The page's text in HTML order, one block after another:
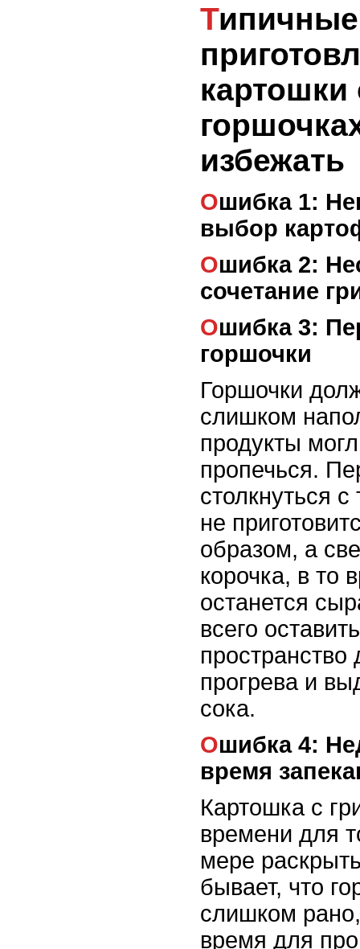
Типичные ошибки при
картошки
избежать
Ошибка 1: Неправильный
выбор
Ошибка 2: Несоответствующее
сочетание
Ошибка 3: Переполненные
горшочки
Горшочки
слишком
продукты
пропечься.
столкнуться
не
образом, а
корочка, в то
останется
всего
пространство
прогрева и
сока.
Ошибка 4: Недостаточное
время
Картошка с
времени для
мере
бывает, что
слишком
время для